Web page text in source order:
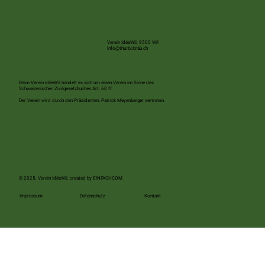
Verein IdéeWil, 9500 Wil
info@thurbobräu.ch
Beim Verein IdéeWil handelt es sich um einen Verein im Sinne des
Schweizerischen Zivilgesetzbuches Art. 60 ff.
Der Verein wird durch den Präsidenten, Patrick Meyenberger vertreten.
© 2025, Verein IdéeWil, created by EINFACHCOM
Impressum Datenschutz Kontakt